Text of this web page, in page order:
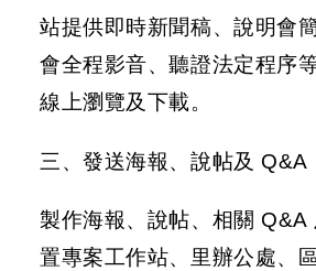
站
覽
頁
站提供即時新聞稿、說明會
會全程影音、聽證法定程序
線上瀏覽及下載。
三、發送海報、說帖及 Q&A
製作海報、說帖、相關 Q&A
置專案工作站、里辦公處、